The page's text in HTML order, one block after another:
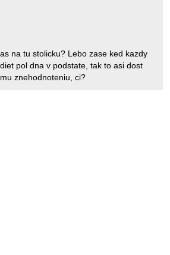
na tu stolicku? Lebo zase ked kazdy
pol dna v podstate, tak to asi dost
znehodnoteniu, ci?